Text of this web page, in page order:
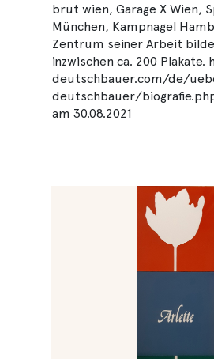
brut wien, Garage X Wien,
München, Kampnagel
Zentrum seiner Arbeit
inzwischen ca. 200
deutschbauer.com/de/
deutschbauer/
am 30.08.2021